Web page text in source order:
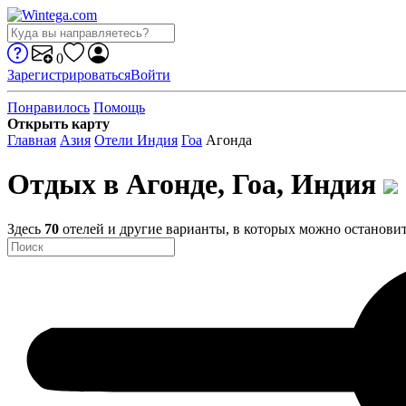
0
ЗарегистрироватьсяВойти
Понравилось Помощь
Открыть карту
Главная Азия Отели Индия Гоа Агонда
Отдых в Агонде, Гоа, Индия
Здесь 70 отелей и другие варианты, в которых можно